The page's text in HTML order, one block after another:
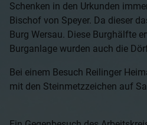
Schenken in den Urkunden
Bischof von Speyer. Da dieser
Burg Wersau. Diese Burghälfte
Burganlage wurden auch die
Bei einem Besuch Reilinger
mit den Steinmetzzeichen auf